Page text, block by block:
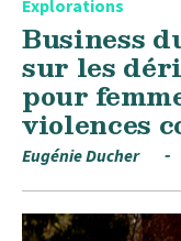
Explorations
Business
sur les
pour
violences
Eugénie Ducher